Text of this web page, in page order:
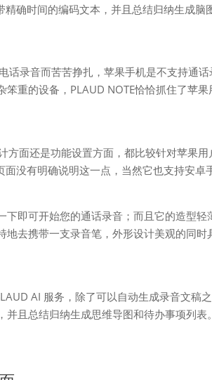
精确时间的编码文本，并且总结归纳生成脑
话录音而苦苦挣扎，苹果手机是不支持通
笨重的设备，PLAUD NOTE恰恰抓住了苹
方面还是功能设置方面，都比较针对苹果
没有明确说明这一点，当然它也支持安卓
下即可开始您的通话录音；而且它的造型
地去携带一支录音笔，外形设计美观的同
AI 服务，除了可以自动生成录音文稿
并且总结归纳生成思维导图和待办事项列